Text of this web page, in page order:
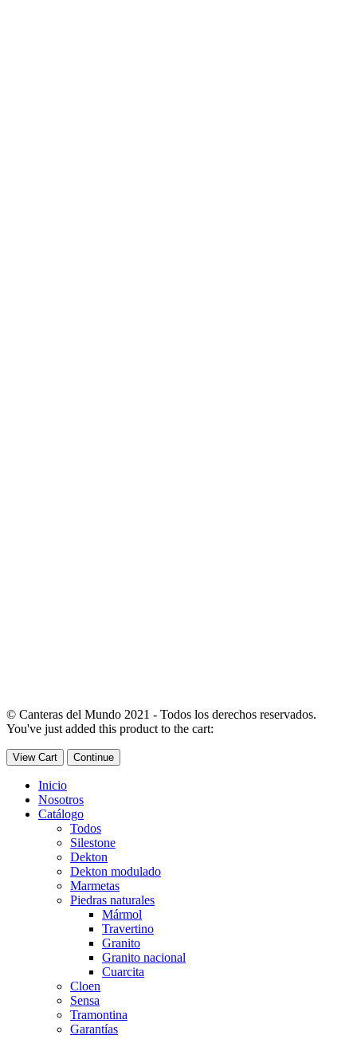
© Canteras del Mundo 2021 - Todos los derechos reservados.
You've just added this product to the cart:
View Cart Continue
Inicio
Nosotros
Catálogo
Todos
Silestone
Dekton
Dekton modulado
Marmetas
Piedras naturales
Mármol
Travertino
Granito
Granito nacional
Cuarcita
Cloen
Sensa
Tramontina
Garantías